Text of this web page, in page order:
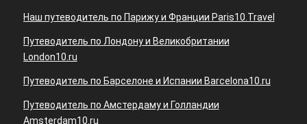
Наш путеводитель по Парижу и Франции Paris10.Travel
Путеводитель по Лондону и Великобритании
London10.ru
Путеводитель по Барселоне и Испании Barcelona10.ru
Путеводитель по Амстердаму и Голландии
Amsterdam10.ru